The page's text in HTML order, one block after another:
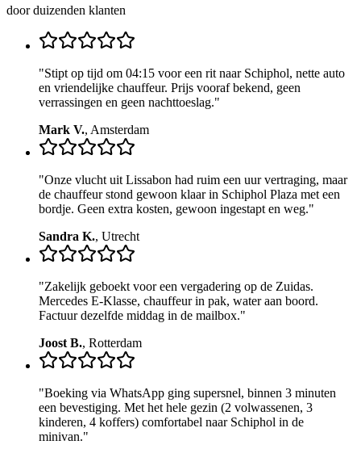
door duizenden klanten
"Stipt op tijd om 04:15 voor een rit naar Schiphol, nette auto
en vriendelijke chauffeur. Prijs vooraf bekend, geen
verrassingen en geen nachttoeslag."
Mark V., Amsterdam
"Onze vlucht uit Lissabon had ruim een uur vertraging, maar
de chauffeur stond gewoon klaar in Schiphol Plaza met een
bordje. Geen extra kosten, gewoon ingestapt en weg."
Sandra K., Utrecht
"Zakelijk geboekt voor een vergadering op de Zuidas.
Mercedes E-Klasse, chauffeur in pak, water aan boord.
Factuur dezelfde middag in de mailbox."
Joost B., Rotterdam
"Boeking via WhatsApp ging supersnel, binnen 3 minuten
een bevestiging. Met het hele gezin (2 volwassenen, 3
kinderen, 4 koffers) comfortabel naar Schiphol in de
minivan."